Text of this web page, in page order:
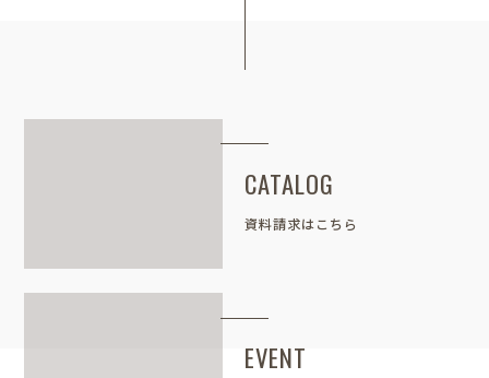
CATALOG
資料請求はこちら
EVENT